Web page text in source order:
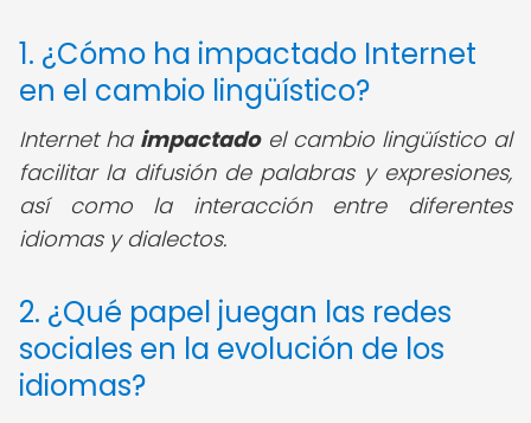
1. ¿Cómo ha impactado Internet
en el cambio lingüístico?
Internet ha impactadoel cambio lingüístico al
facilitar la difusión de palabras y expresiones,
así como la interacción entre diferentes
idiomas y dialectos.
2. ¿Qué papel juegan las redes
sociales en la evolución de los
idiomas?